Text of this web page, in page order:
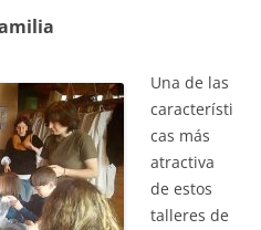
Una de las
característi
cas más
atractiva
de estos
talleres de